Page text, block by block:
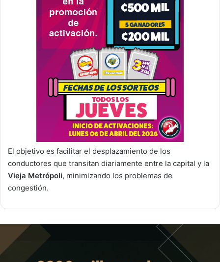
El objetivo es facilitar el desplazamiento de los
conductores que transitan diariamente entre la capital y la
Vieja Metrópoli, minimizando los problemas de
congestión.